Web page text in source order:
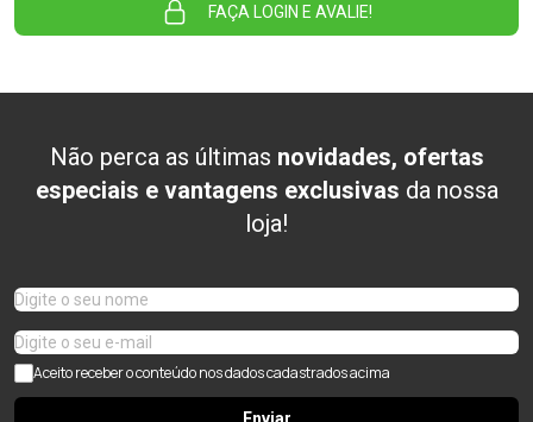
FAÇA LOGIN E AVALIE!
Não perca as últimas novidades, ofertas
especiais e vantagens exclusivas da nossa
loja!
Aceito receber o conteúdo nos dados cadastrados acima
Enviar